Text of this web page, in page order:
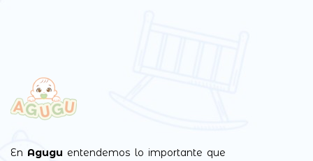
En Agugu entendemos lo importante que